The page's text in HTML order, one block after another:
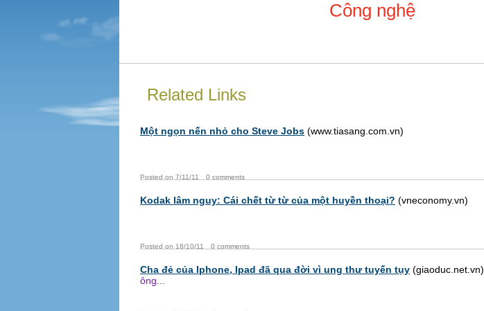
Công nghệ
Related Links
Một ngọn nến nhỏ cho Steve Jobs (www.tiasang.com.vn)
Posted on 7/11/11 0 comments
Kodak lâm nguy: Cái chết từ từ của một huyền thoại? (vneconomy.vn)
Posted on 18/10/11 0 comments
Cha đẻ của Iphone, Ipad đã qua đời vì ung thư tuyến tụy (giaoduc.net.vn)
ông...